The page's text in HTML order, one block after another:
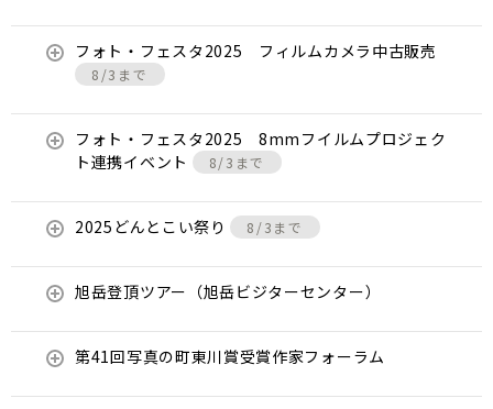
フォト・フェスタ2025 フィルムカメラ中古販売
8/3まで
フォト・フェスタ2025 8mmフイルムプロジェク
ト連携イベント
8/3まで
2025どんとこい祭り 8/3まで
旭岳登頂ツアー（旭岳ビジターセンター）
第41回写真の町東川賞受賞作家フォーラム